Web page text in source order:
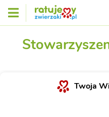
Twoja